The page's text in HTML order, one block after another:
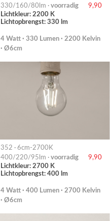
330/160/80lm · voorradig
9,90
Lichtkleur: 2200 K
Lichtopbrengst: 330 lm
4 Watt · 330 Lumen · 2200 Kelvin
· Ø6cm
352 · 6cm-2700K
400/220/95lm · voorradig
9,90
Lichtkleur: 2700 K
Lichtopbrengst: 400 lm
4 Watt · 400 Lumen · 2700 Kelvin
· Ø6cm